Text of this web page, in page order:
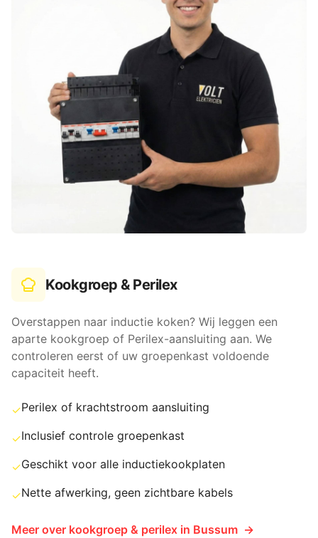
Kookgroep & Perilex
Overstappen naar inductie koken? Wij leggen een
aparte kookgroep of Perilex-aansluiting aan. We
controleren eerst of uw groepenkast voldoende
capaciteit heeft.
✓Perilex of krachtstroom aansluiting
✓Inclusief controle groepenkast
✓Geschikt voor alle inductiekookplaten
✓Nette afwerking, geen zichtbare kabels
Meer over kookgroep & perilex in Bussum →